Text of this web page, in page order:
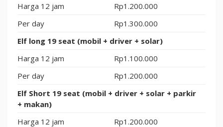
Harga 12 jam
Rp1.200.000
Per day
Rp1.300.000
Elf long 19 seat (mobil + driver + solar)
Harga 12 jam
Rp1.100.000
Per day
Rp1.200.000
Elf Short 19 seat (mobil + driver + solar + parkir
+ makan)
Harga 12 jam
Rp1.200.000